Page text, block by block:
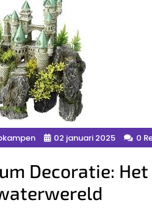
02 januari 2025 0
Decoratie: